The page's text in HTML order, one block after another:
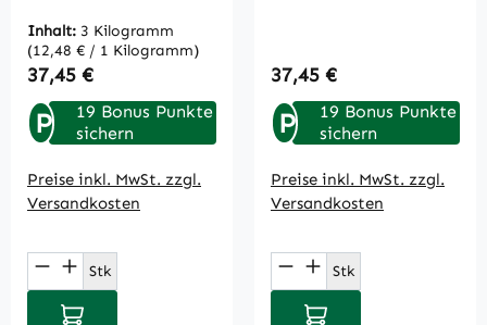
Inhalt: 3 Kilogramm
(12,48 € / 1 Kilogramm)
Regulärer Preis:
37,45 €
P
19 Bonus Punkte
sichern
Preise inkl. MwSt. zzgl.
Versandkosten
Produkt Anzahl: Gib den gewünschten
Stk
In den Warenkorb
Regulärer Preis:
37,45 €
P
19 Bonus Punkte
sichern
Preise inkl. MwSt. zzgl.
Versandkosten
Produkt Anzahl:
Stk
In den Warenkorb